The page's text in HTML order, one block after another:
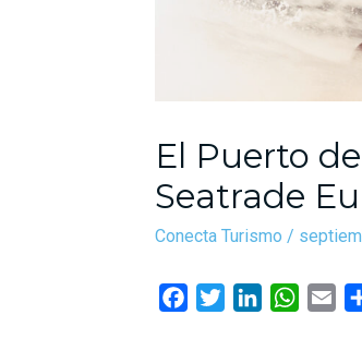
El Puerto
Seatrade
Conecta Turismo /
W